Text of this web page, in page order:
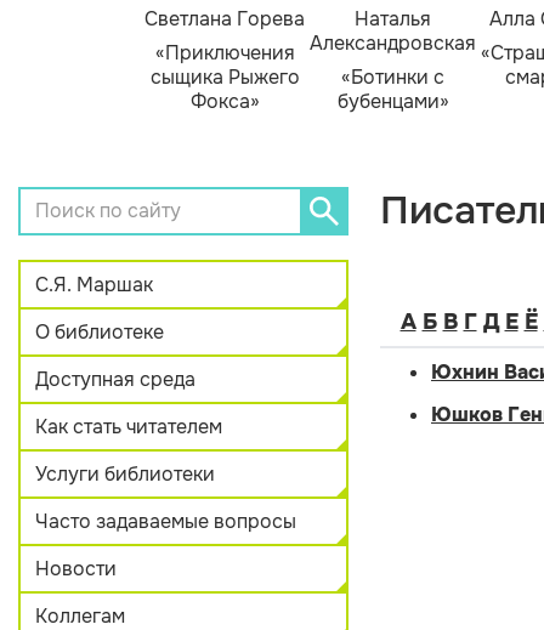
Светлана Горева
«Приключения
сыщика Рыжего
Фокса»
Наталья
Александровская
«Ботинки с
бубенцами»
Алла
С.Я. Маршак
О библиотеке
Доступная среда
Как стать читателем
Услуги библиотеки
Часто задаваемые вопросы
Новости
Коллегам
А Б В Г Д Е Ё
Юхнин
Юшков